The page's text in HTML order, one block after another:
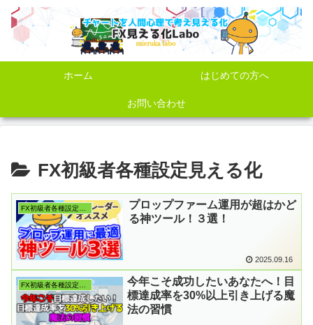
ホーム はじめての方へ
お問い合わせ
FX初級者各種設定見える化
プロップファーム運用が超はかど
る神ツール！３選！
2025.09.16
今年こそ成功したいあなたへ！目
標達成率を30%以上引き上げる魔
法の習慣